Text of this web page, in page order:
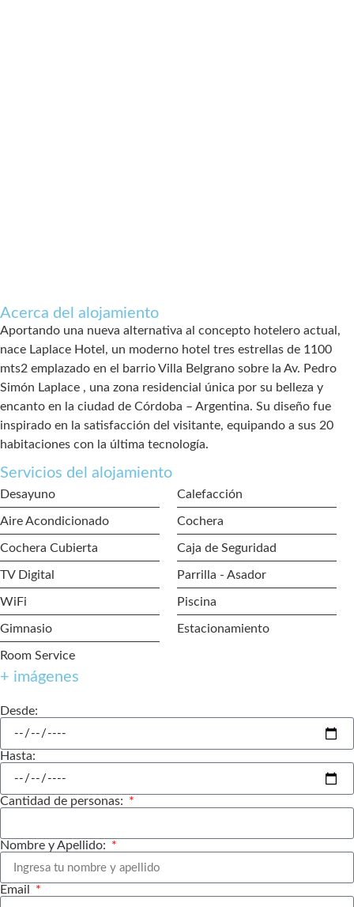
Acerca del alojamiento
Aportando una nueva alternativa al concepto hotelero actual,
nace Laplace Hotel, un moderno hotel tres estrellas de 1100
mts2 emplazado en el barrio Villa Belgrano sobre la Av. Pedro
Simón Laplace , una zona residencial única por su belleza y
encanto en la ciudad de Córdoba – Argentina. Su diseño fue
inspirado en la satisfacción del visitante, equipando a sus 20
habitaciones con la última tecnología.
Servicios del alojamiento
Desayuno Calefacción
Aire Acondicionado Cochera
Cochera Cubierta Caja de Seguridad
TV Digital Parrilla - Asador
WiFi Piscina
Gimnasio Estacionamiento
Room Service
+ imágenes
Desde:
Hasta:
Cantidad de personas:
Nombre y Apellido:
Email